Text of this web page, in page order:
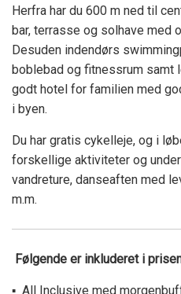
Herfra har du 600 m ned til
bar, terrasse og solhave med
Desuden indendørs
boblebad og fitnessrum samt
godt hotel for familien med
i byen.
Du har gratis cykelleje, og i
forskellige aktiviteter og
vandreture, danseaften med
m.m.
Følgende er inkluderet i
▪ All Inclusive med